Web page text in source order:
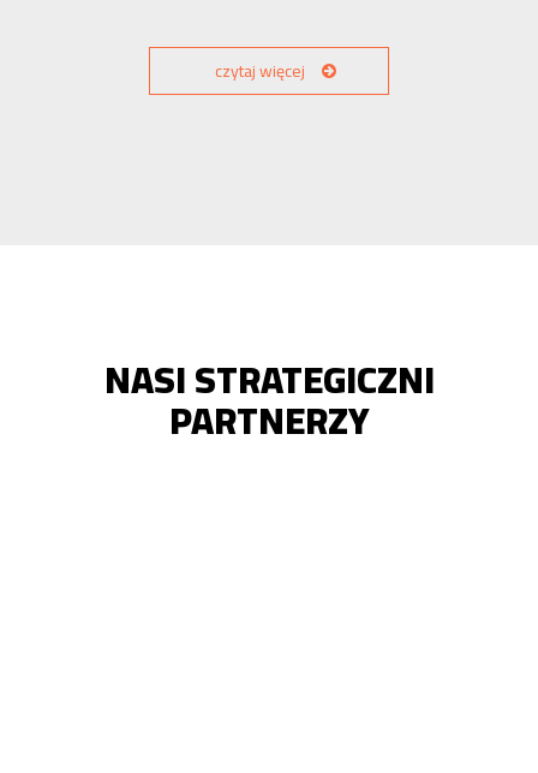
czytaj więcej
NASI STRATEGICZNI
PARTNERZY